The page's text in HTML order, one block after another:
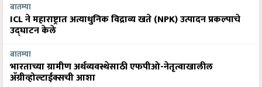
बातम्या
ICL ने महाराष्ट्रात अत्याधुनिक विद्राव्य खते (NPK) उत्पादन प्रकल्पाचे
उद्घाटन केले
बातम्या
भारताच्या ग्रामीण अर्थव्यवस्थेसाठी एफपीओ-नेतृत्वाखालील
अ‍ॅग्रीव्होल्टाईक्सची आशा